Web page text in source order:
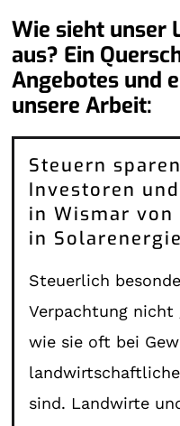
Wie sieht unser
aus? Ein
Angebotes und
unsere Arbeit:
Steuern
Investoren
in Wismar
in Solarenergie
Steuerlich
Verpachtung
wie sie oft bei
sind. Landwirte